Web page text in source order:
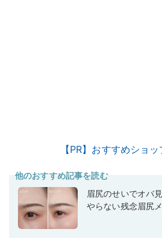
【PR】おすすめショ
他のおすすめ記事を読む
眉尻のせいでオバ
やらない残念眉尻